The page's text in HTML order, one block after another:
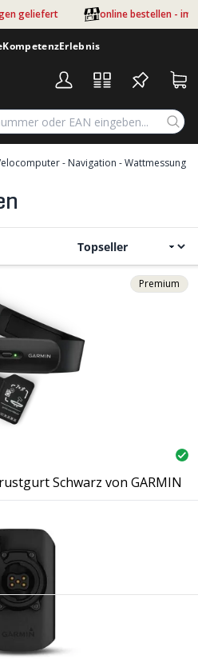
geliefert online bestellen - im
KompetenzErlebnis
- Navigation - Wattmessung
Premium
Schwarz von GARMIN